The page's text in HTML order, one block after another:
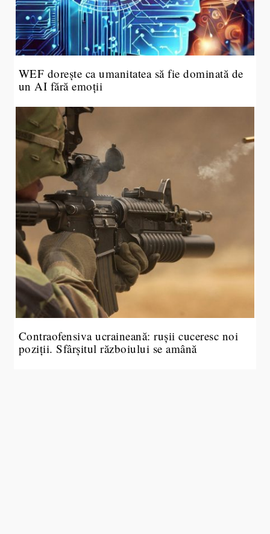
WEF dorește ca umanitatea să fie dominată de
un AI fără emoții
Contraofensiva ucraineană: rușii cuceresc noi
poziții. Sfârșitul războiului se amână